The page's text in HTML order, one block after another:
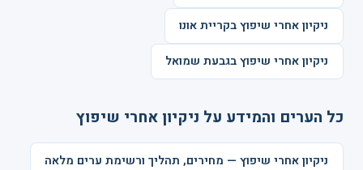
ניקיון אחרי שיפוץ בקריית אונו
ניקיון אחרי שיפוץ בגבעת שמואל
כל הערים והמידע על ניקיון אחרי שיפוץ
ניקיון אחרי שיפוץ — מחירים, תהליך ורשימת ערים מלאה